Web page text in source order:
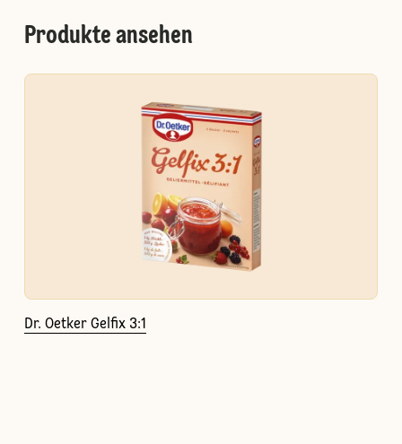
Produkte ansehen
Dr. Oetker Gelfix 3:1